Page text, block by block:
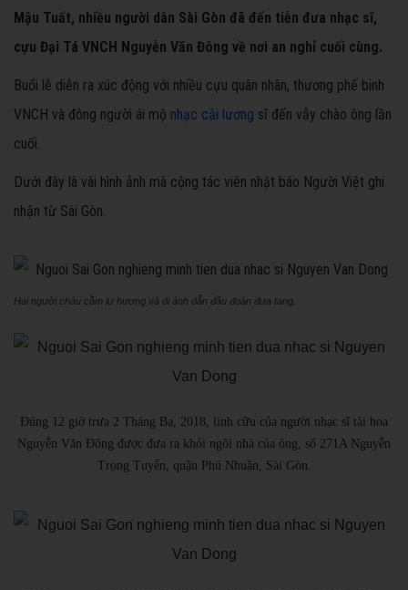
Mậu Tuất, nhiều người dân Sài Gòn đã đến tiễn đưa nhạc sĩ,
cựu Đại Tá VNCH Nguyễn Văn Đông về nơi an nghỉ cuối cùng.
Buổi lễ diễn ra xúc động với nhiều cựu quân nhân, thương phế binh
VNCH và đông người ái mộ nhạc cải lương sĩ đến vẫy chào ông lần
cuối.
Dưới đây là vài hình ảnh mà cộng tác viên nhật báo Người Việt ghi
nhận từ Sài Gòn.
Hai người cháu cầm lư hương và di ảnh dẫn đầu đoàn đưa tang.
Đúng 12 giờ trưa 2 Tháng Ba, 2018, linh cữu của người nhạc sĩ tài hoa
Nguyễn Văn Đông được đưa ra khỏi ngôi nhà của ông, số 271A Nguyễn
Trọng Tuyển, quận Phú Nhuận, Sài Gòn.